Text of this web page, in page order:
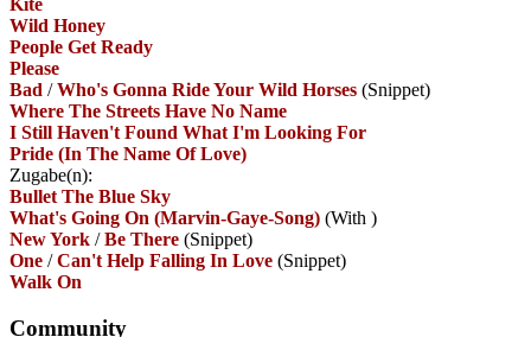
Wild Honey
People Get Ready
Please
Bad /Who's Gonna Ride Your Wild Horses (Snippet)
Where The Streets Have No Name
I Still Haven't Found What I'm Looking For
Pride (In The Name Of Love)
Zugabe(n):
Bullet The Blue Sky
What's Going On (Marvin-Gaye-Song) (With )
New York /Be There (Snippet)
One /Can't Help Falling In Love (Snippet)
Walk On
Community